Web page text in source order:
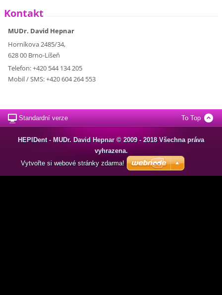
Kontakt
MUDr. David Hepnar
Horníkova 2485/34,
628 00 Brno-Líšeň
Telefon: +420 544 134 205
Mobil / SMS: +420 604 264 553
Standardní verze To Top
HEPIDent - MUDr. David Hepnar © 2009 - 2018 Všechna práva
vyhrazena.
Vytvořte si webové stránky zdarma!